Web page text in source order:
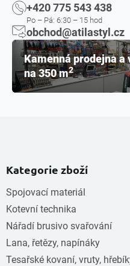
+420 775 543 438
Po – Pá: 6:30 – 15 hod
obchod@atilastyl.cz
Kamenná prodejna a
na 350 m2
Kategorie zboží
Spojovací materiál
Kotevní technika
Nářadí brusivo svařování
Lana, řetězy, napínáky
Tesařské kovaní, vruty,